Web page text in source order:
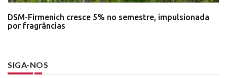
DSM-Firmenich cresce 5% no semestre, impulsionada
por fragrâncias
SIGA-NOS